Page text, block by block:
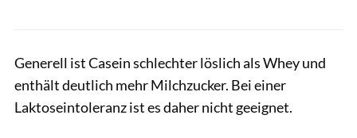
Generell ist Casein schlechter löslich als Whey und
enthält deutlich mehr Milchzucker. Bei einer
Laktoseintoleranz ist es daher nicht geeignet.